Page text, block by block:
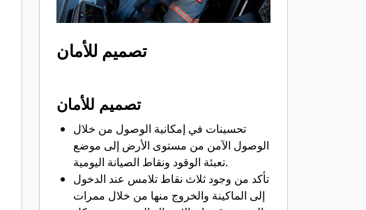
تصميم للأمان
تصميم للأمان
تحسينات في إمكانية الوصول من خلال
الوصول الآمن من مستوى الأرض إلى موضع
تعبئة الوقود ونقاط الصيانة اليومية.
تأكد من وجود ثلاث نقاط تلامس عند الدخول
إلى الماكينة والخروج منها من خلال ممرات